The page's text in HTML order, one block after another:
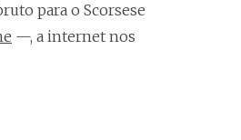
para o Scorsese
—, a internet nos